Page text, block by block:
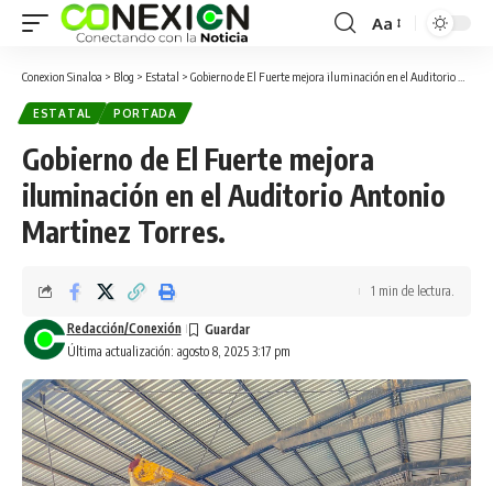
Aa
Conexion Sinaloa > Blog > Estatal > Gobierno de El Fuerte mejora iluminación en el Auditorio Antonio Martinez Torres.
ESTATAL PORTADA
Gobierno de El Fuerte mejora
iluminación en el Auditorio Antonio
Martinez Torres.
Última actualización: agosto 8, 2025 3:17 pm
Redacción/Conexión
1 min de lectura.